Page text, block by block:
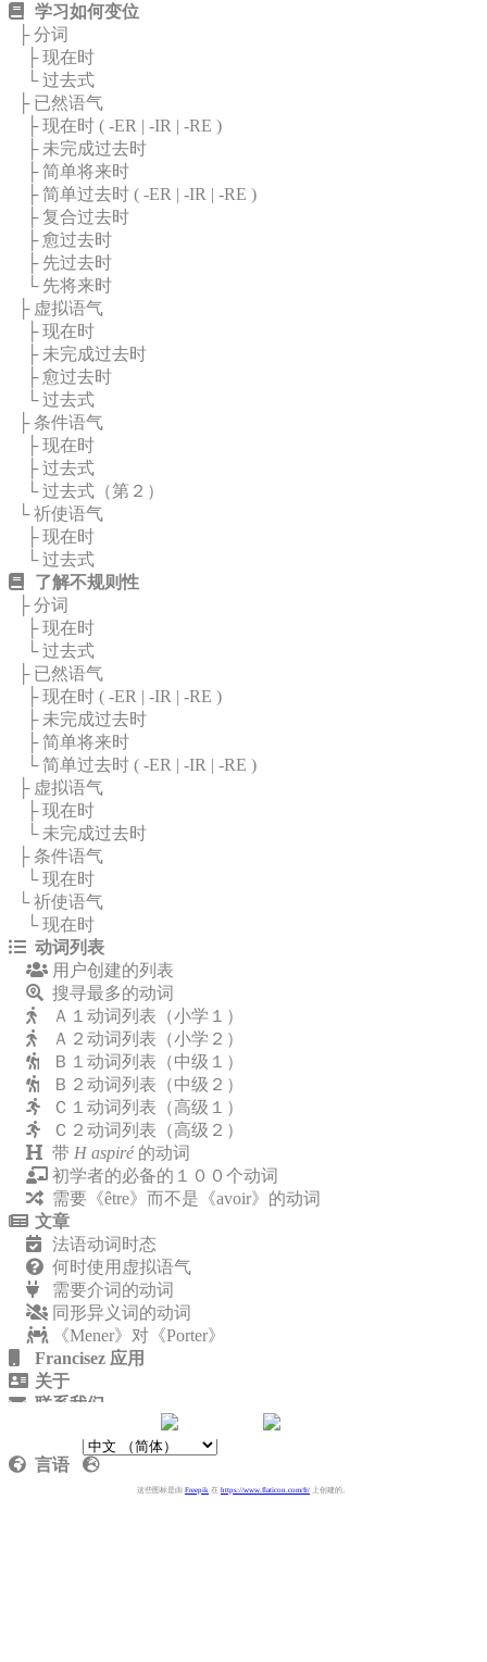
学习如何变位
├ 分词
├ 现在时
└ 过去式
├ 已然语气
├ 现在时 ( -ER | -IR | -RE )
├ 未完成过去时
├ 简单将来时
├ 简单过去时 ( -ER | -IR | -RE )
├ 复合过去时
├ 愈过去时
├ 先过去时
└ 先将来时
├ 虚拟语气
├ 现在时
├ 未完成过去时
├ 愈过去时
└ 过去式
├ 条件语气
├ 现在时
├ 过去式
└ 过去式（第２）
└ 祈使语气
├ 现在时
└ 过去式
了解不规则性
├ 分词
├ 现在时
└ 过去式
├ 已然语气
├ 现在时 ( -ER | -IR | -RE )
├ 未完成过去时
├ 简单将来时
└ 简单过去时 ( -ER | -IR | -RE )
├ 虚拟语气
├ 现在时
└ 未完成过去时
├ 条件语气
└ 现在时
└ 祈使语气
└ 现在时
动词列表
用户创建的列表
搜寻最多的动词
Ａ１动词列表（小学１）
Ａ２动词列表（小学２）
Ｂ１动词列表（中级１）
Ｂ２动词列表（中级２）
Ｃ１动词列表（高级１）
Ｃ２动词列表（高级２）
带 H aspiré的动词
初学者的必备的１００个动词
需要《être》而不是《avoir》的动词
文章
法语动词时态
何时使用虚拟语气
需要介词的动词
同形异义词的动词
《Mener》对《Porter》
Francisez 应用
关于
联系我们
言语
这些图标是由 Freepik 在 https://www.flaticon.com/fr/ 上创建的。